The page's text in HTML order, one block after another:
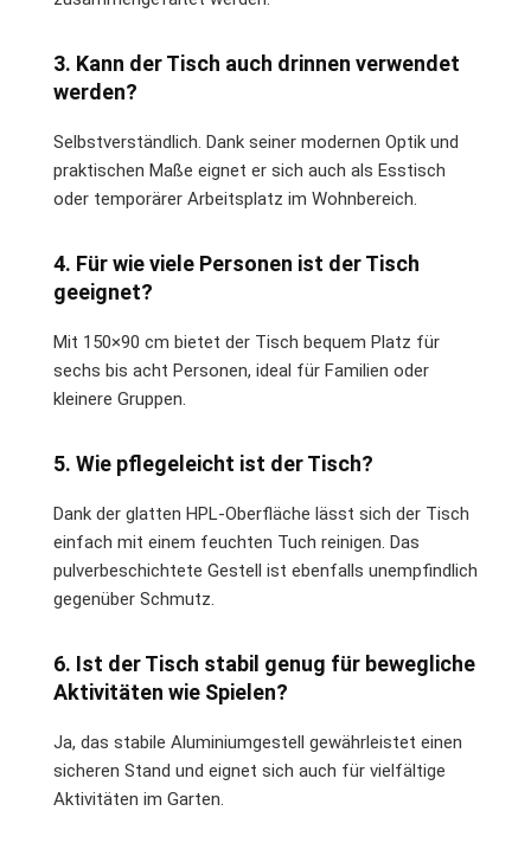
3. Kann der Tisch auch drinnen verwendet
werden?
Selbstverständlich. Dank seiner modernen Optik und
praktischen Maße eignet er sich auch als Esstisch
oder temporärer Arbeitsplatz im Wohnbereich.
4. Für wie viele Personen ist der Tisch
geeignet?
Mit 150×90 cm bietet der Tisch bequem Platz für
sechs bis acht Personen, ideal für Familien oder
kleinere Gruppen.
5. Wie pflegeleicht ist der Tisch?
Dank der glatten HPL-Oberfläche lässt sich der Tisch
einfach mit einem feuchten Tuch reinigen. Das
pulverbeschichtete Gestell ist ebenfalls unempfindlich
gegenüber Schmutz.
6. Ist der Tisch stabil genug für bewegliche
Aktivitäten wie Spielen?
Ja, das stabile Aluminiumgestell gewährleistet einen
sicheren Stand und eignet sich auch für vielfältige
Aktivitäten im Garten.